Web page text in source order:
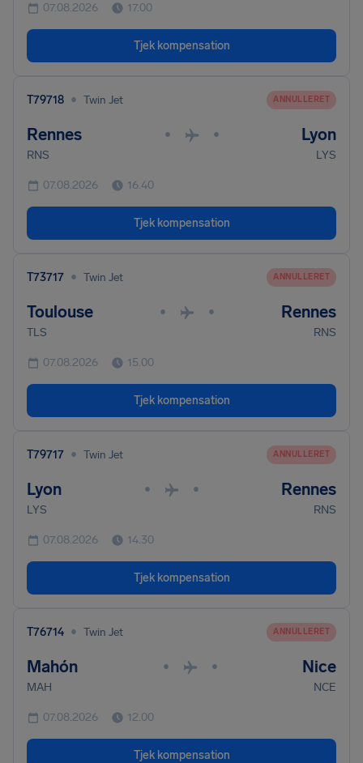
07.08.2026 17.00
Tjek kompensation
T79718 • Twin Jet ANNULLERET
Rennes • • Lyon
RNS LYS
07.08.2026 16.40
Tjek kompensation
T73717 • Twin Jet ANNULLERET
Toulouse • • Rennes
TLS RNS
07.08.2026 15.00
Tjek kompensation
T79717 • Twin Jet ANNULLERET
Lyon • • Rennes
LYS RNS
07.08.2026 14.30
Tjek kompensation
T76714 • Twin Jet ANNULLERET
Mahón • • Nice
MAH NCE
07.08.2026 12.00
Tjek kompensation